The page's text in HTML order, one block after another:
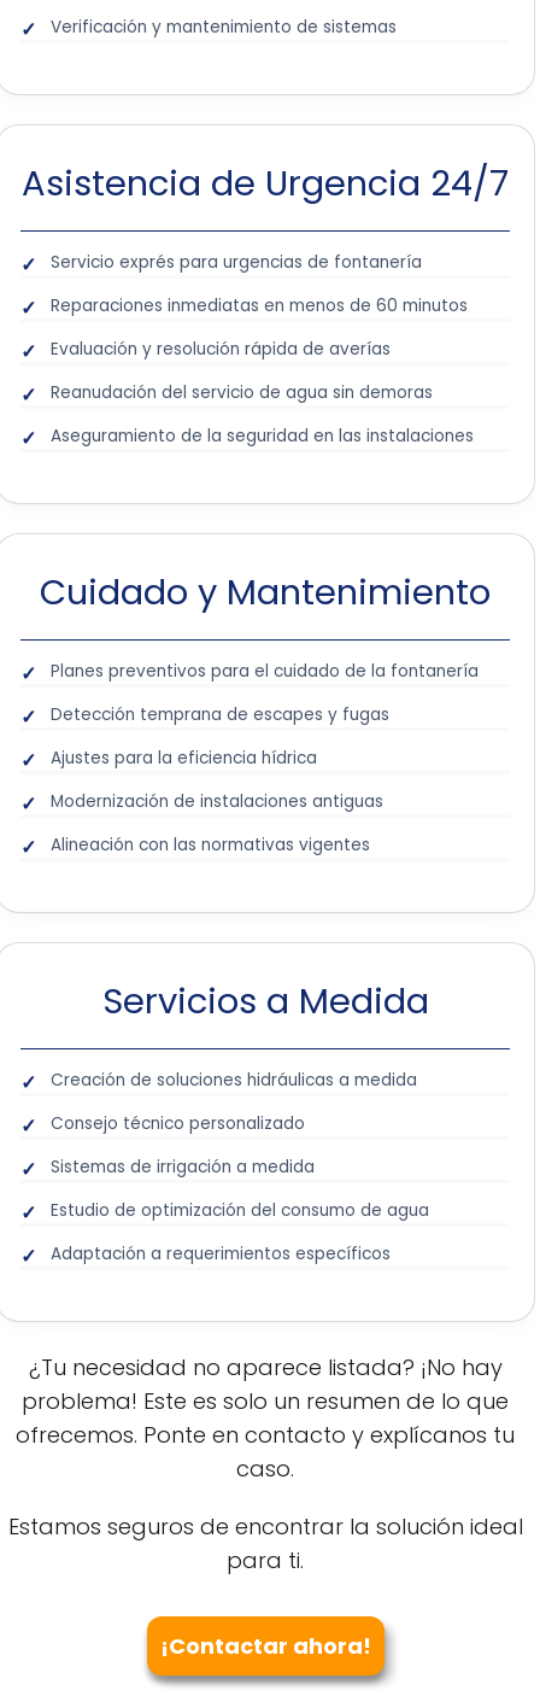
Verificación y mantenimiento de sistemas
Asistencia de Urgencia 24/7
Servicio exprés para urgencias de fontanería
Reparaciones inmediatas en menos de 60 minutos
Evaluación y resolución rápida de averías
Reanudación del servicio de agua sin demoras
Aseguramiento de la seguridad en las instalaciones
Cuidado y Mantenimiento
Planes preventivos para el cuidado de la fontanería
Detección temprana de escapes y fugas
Ajustes para la eficiencia hídrica
Modernización de instalaciones antiguas
Alineación con las normativas vigentes
Servicios a Medida
Creación de soluciones hidráulicas a medida
Consejo técnico personalizado
Sistemas de irrigación a medida
Estudio de optimización del consumo de agua
Adaptación a requerimientos específicos
¿Tu necesidad no aparece listada? ¡No hay
problema! Este es solo un resumen de lo que
ofrecemos. Ponte en contacto y explícanos tu
caso.
Estamos seguros de encontrar la solución ideal
para ti.
¡Contactar ahora!